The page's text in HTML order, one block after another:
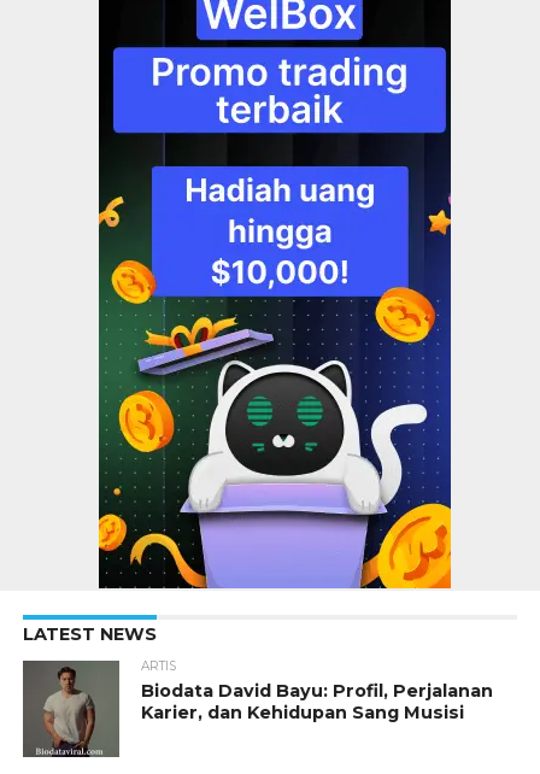
LATEST NEWS
ARTIS
Biodata David Bayu: Profil, Perjalanan
Karier, dan Kehidupan Sang Musisi